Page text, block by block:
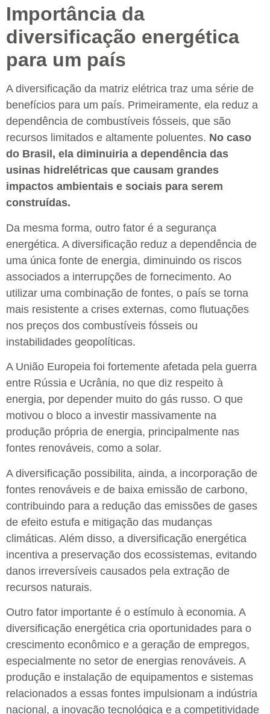
Importância da
diversificação energética
para um país
A diversificação da matriz elétrica traz uma série de
benefícios para um país. Primeiramente, ela reduz a
dependência de combustíveis fósseis, que são
recursos limitados e altamente poluentes. No caso
do Brasil, ela diminuiria a dependência das
usinas hidrelétricas que causam grandes
impactos ambientais e sociais para serem
construídas.
Da mesma forma, outro fator é a segurança
energética. A diversificação reduz a dependência de
uma única fonte de energia, diminuindo os riscos
associados a interrupções de fornecimento. Ao
utilizar uma combinação de fontes, o país se torna
mais resistente a crises externas, como flutuações
nos preços dos combustíveis fósseis ou
instabilidades geopolíticas.
A União Europeia foi fortemente afetada pela guerra
entre Rússia e Ucrânia, no que diz respeito à
energia, por depender muito do gás russo. O que
motivou o bloco a investir massivamente na
produção própria de energia, principalmente nas
fontes renováveis, como a solar.
A diversificação possibilita, ainda, a incorporação de
fontes renováveis e de baixa emissão de carbono,
contribuindo para a redução das emissões de gases
de efeito estufa e mitigação das mudanças
climáticas. Além disso, a diversificação energética
incentiva a preservação dos ecossistemas, evitando
danos irreversíveis causados pela extração de
recursos naturais.
Outro fator importante é o estímulo à economia. A
diversificação energética cria oportunidades para o
crescimento econômico e a geração de empregos,
especialmente no setor de energias renováveis. A
produção e instalação de equipamentos e sistemas
relacionados a essas fontes impulsionam a indústria
nacional, a inovação tecnológica e a competitividade